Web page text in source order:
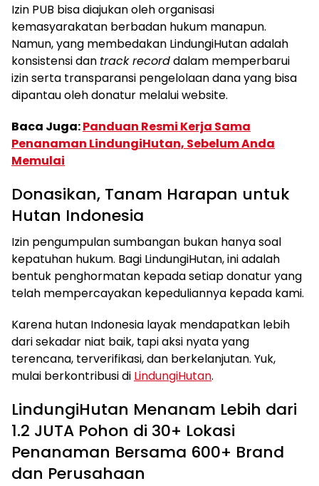
Izin PUB bisa diajukan oleh organisasi
kemasyarakatan berbadan hukum manapun.
Namun, yang membedakan LindungiHutan adalah
konsistensi dan track recorddalam memperbarui
izin serta transparansi pengelolaan dana yang bisa
dipantau oleh donatur melalui website.
Baca Juga:Panduan Resmi Kerja Sama
Penanaman LindungiHutan, Sebelum Anda
Memulai
Donasikan, Tanam Harapan untuk
Hutan Indonesia
Izin pengumpulan sumbangan bukan hanya soal
kepatuhan hukum. Bagi LindungiHutan, ini adalah
bentuk penghormatan kepada setiap donatur yang
telah mempercayakan kepeduliannya kepada kami.
Karena hutan Indonesia layak mendapatkan lebih
dari sekadar niat baik, tapi aksi nyata yang
terencana, terverifikasi, dan berkelanjutan. Yuk,
mulai berkontribusi di LindungiHutan.
LindungiHutan Menanam Lebih dari
1.2 JUTA Pohon di 30+ Lokasi
Penanaman Bersama 600+ Brand
dan Perusahaan